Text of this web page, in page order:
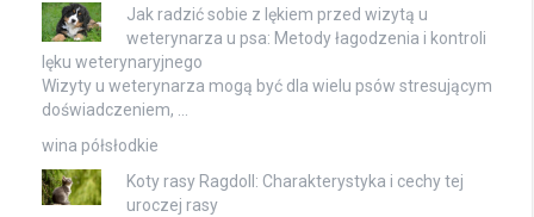
Jak radzić sobie z lękiem przed wizytą u
weterynarza u psa: Metody łagodzenia i kontroli
lęku weterynaryjnego
Wizyty u weterynarza mogą być dla wielu psów stresującym
doświadczeniem, …
wina półsłodkie
Koty rasy Ragdoll: Charakterystyka i cechy tej
uroczej rasy